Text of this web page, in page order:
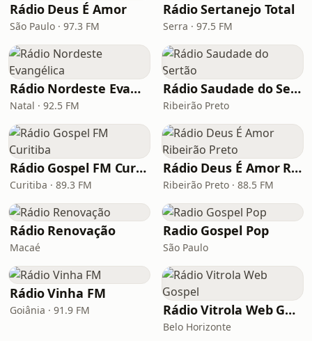
Rádio Deus É Amor
São Paulo · 97.3 FM
Rádio Sertanejo Total
Serra · 97.5 FM
Rádio Nordeste Evangélica
Natal · 92.5 FM
Rádio Saudade do Sertão
Ribeirão Preto
Rádio Gospel FM Curitiba
Curitiba · 89.3 FM
Rádio Deus É Amor Ribeirão Preto
Ribeirão Preto · 88.5 FM
Rádio Renovação
Macaé
Radio Gospel Pop
São Paulo
Rádio Vinha FM
Goiânia · 91.9 FM Rádio Vitrola Web Gospel
Belo Horizonte